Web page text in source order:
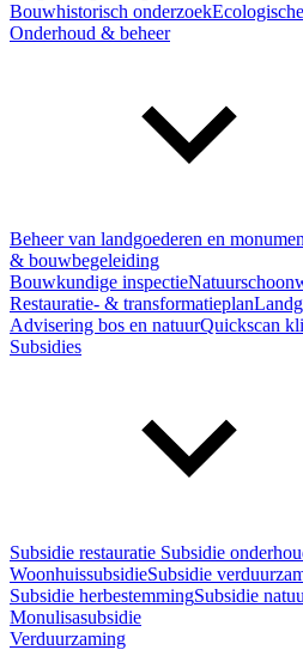
Bouwhistorisch onderzoek
Onderhoud & beheer
Beheer van landgoederen en
& bouwbegeleiding
Bouwkundige inspectie
Restauratie- & transformatieplan
Advisering bos en natuurQuickscan
Subsidies
Subsidie restauratie Subsidie
WoonhuissubsidieSubsidie
Subsidie herbestemmingSubsidie
Monulisasubsidie
Verduurzaming